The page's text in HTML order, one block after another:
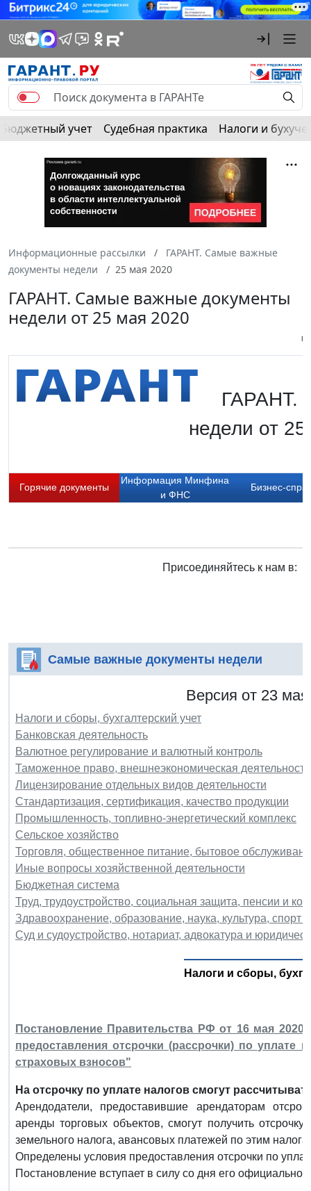
Бюджетный учет Судебная практика Налоги и
Информационные рассылки
ГАРАНТ. Самые важные
документы недели
25 мая 2020
ГАРАНТ. Самые важные документы
недели от 25 мая 2020
ГАРАНТ.
недели от
Горячие документы
Информация Минфина
и ФНС
Бизнес-
Присоединяйтесь к нам в:
Самые важные документы недели
Версия от 23
Налоги и сборы, бухгалтерский учет
Банковская деятельность
Валютное регулирование и валютный контроль
Таможенное право, внешнеэкономическая деятельность
Лицензирование отдельных видов деятельности
Стандартизация, сертификация, качество продукции
Промышленность, топливно-энергетический комплекс
Сельское хозяйство
Торговля, общественное питание, бытовое
Иные вопросы хозяйственной деятельности
Бюджетная система
Труд, трудоустройство, социальная защита, пенсии и
Здравоохранение, образование, наука, культура, спорт
Суд и судоустройство, нотариат, адвокатура и
Налоги и сборы,
Постановление Правительства РФ от 16 мая
предоставления отсрочки (рассрочки) по уплате
страховых взносов"
На отсрочку по уплате налогов смогут
Арендодатели, предоставившие арендаторам
аренды торговых объектов, смогут получить
земельного налога, авансовых платежей по этим
Определены условия предоставления отсрочки по
Постановление вступает в силу со дня его